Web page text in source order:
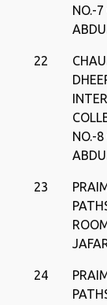
NO.-7
22
INTER
NO.-8
23
24